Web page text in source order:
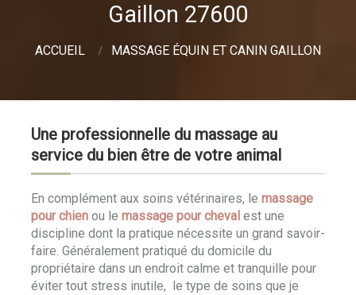
Gaillon 27600
ACCUEIL MASSAGE ÉQUIN ET CANIN GAILLON
Une professionnelle du massage au
service du bien être de votre animal
En complément aux soins vétérinaires, le massage
pour chien ou le massage pour cheval est une
discipline dont la pratique nécessite un grand savoir-
faire. Généralement pratiqué du domicile du
propriétaire dans un endroit calme et tranquille pour
éviter tout stress inutile, le type de soins que je